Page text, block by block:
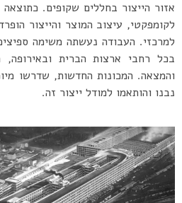
אזור הייצור בחללים שקופים. כתוצאה
לקומפקטי, עיצוב המוצר והייצור
למרכזי. העבודה נעשתה משימה
בכל רחבי ארצות הברית
והמצאה. המכונות החדשות, שדרשו
נבנו והותאמו למודל ייצור זה.